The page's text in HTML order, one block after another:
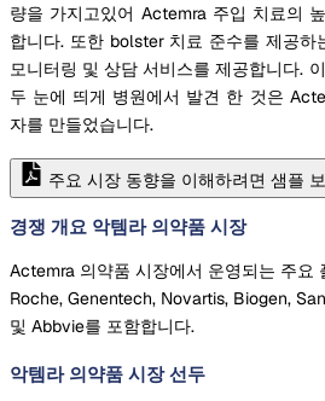
량을 가지고있어 Actemra 주입 치료의
합니다. 또한 bolster 치료 준수를 제공하
모니터링 및 상담 서비스를 제공합니다.
두 눈에 띄게 병원에서 발견 한 것은
자를 만들었습니다.
주요 시장 동향을 이해하려면 샘플
경쟁 개요 악템라 의약품 시장
Actemra 의약품 시장에서 운영되는 주요
Roche, Genentech, Novartis, Biogen,
및 Abbvie를 포함합니다.
악템라 의약품 시장 선두